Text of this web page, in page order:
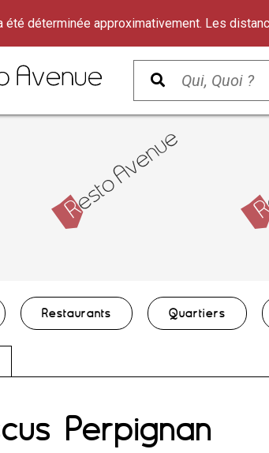
été déterminée approximativement. Les
Restaurants Quartiers
Perpignan